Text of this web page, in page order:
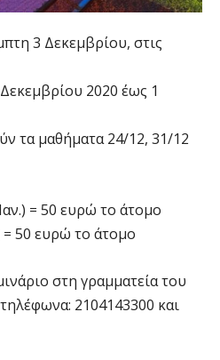
3 Δεκεμβρίου, στις
2020 έως 1
τα μαθήματα 24/12, 31/12
= 50 ευρώ το άτομο
50 ευρώ το άτομο
στη γραμματεία του
2104143300 και